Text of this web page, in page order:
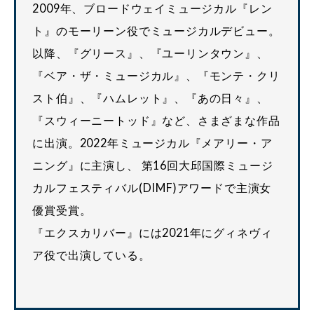
2009年、ブロードウェイミュージカル『レン
ト』のモーリーン役でミュージカルデビュー。
以降、『グリース』、『ユーリンタウン』、
『ベア・ザ・ミュージカル』、『モンテ・クリ
スト伯』、『ハムレット』、『あの日々』、
『スウィーニートッド』など、さまざまな作品
に出演。2022年ミュージカル『メアリー・ア
ニング』に主演し、 第16回大邱国際ミュージ
カルフェスティバル(DIMF)アワードで主演女
優賞受賞。
『エクスカリバー』には2021年にグィネヴィ
ア役で出演している。